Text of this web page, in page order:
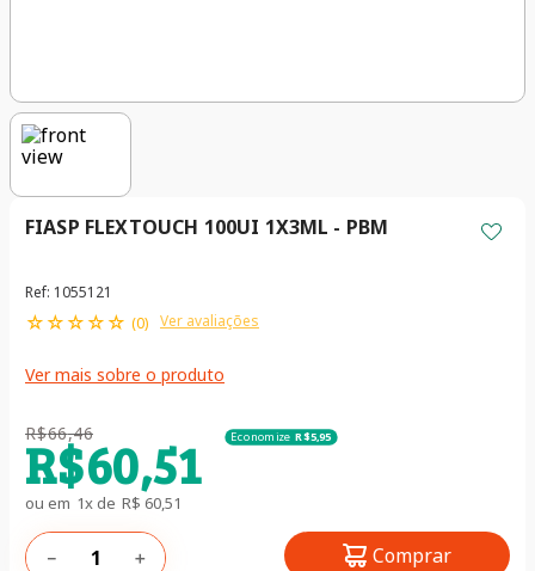
FIASP FLEXTOUCH 100UI 1X3ML - PBM
Ref: 1055121
☆☆☆☆☆ (0) Ver avaliações
Ver mais sobre o produto
R$66,46 Economize R$5,95
R$60,51
ou em 1x de R$ 60,51
＋
－ Comprar